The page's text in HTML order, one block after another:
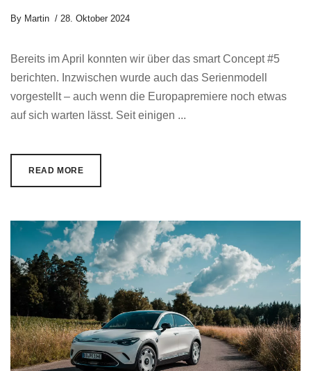
By Martin 28. Oktober 2024
Bereits im April konnten wir über das smart Concept #5
berichten. Inzwischen wurde auch das Serienmodell
vorgestellt – auch wenn die Europapremiere noch etwas
auf sich warten lässt. Seit einigen ...
READ MORE